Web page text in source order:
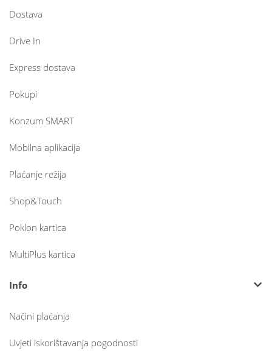
Dostava
Drive In
Express dostava
Pokupi
Konzum SMART
Mobilna aplikacija
Plaćanje režija
Shop&Touch
Poklon kartica
MultiPlus kartica
Info
Načini plaćanja
Uvjeti iskorištavanja pogodnosti